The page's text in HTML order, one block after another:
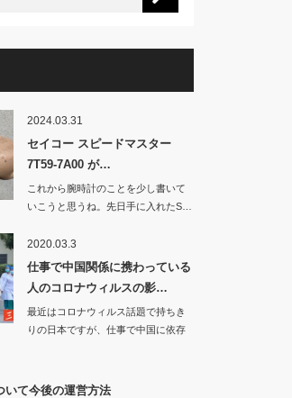
2024.03.31
セイコー スピードマスター
7T59-7A00 が…
これから腕時計のことを少し書いて
いこうと思うね。先日手に入れたS…
2020.03.3
仕事で中国関係に携わっている
人のコロナウィルスの影…
最近はコロナウィルス話題で持ちき
りの日本ですが、仕事で中国に依存
いて今後の運営方法